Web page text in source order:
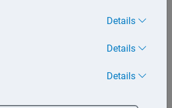
und die Implantatoperation
selbst tragen. Nur in
Kieferdefekte vorhanden
Zahnersatz nicht möglich ist,
den Kosten mit einem
dieser ausfällt, hängt grundsätzlich
Details
Details
Details